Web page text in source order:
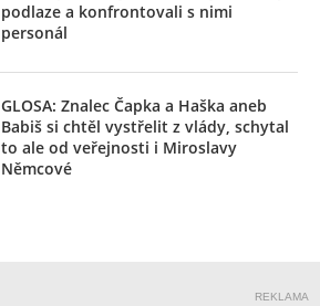
podlaze a konfrontovali s nimi
personál
GLOSA: Znalec Čapka a Haška aneb
Babiš si chtěl vystřelit z vlády, schytal
to ale od veřejnosti i Miroslavy
Němcové
REKLAMA